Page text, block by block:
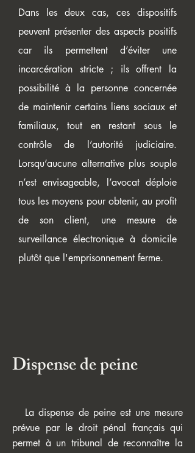
Dans les deux cas, ces dispositifs
peuvent présenter des aspects positifs
car ils permettent d’éviter une
incarcération stricte ; ils offrent la
possibilité à la personne concernée
de maintenir certains liens sociaux et
familiaux, tout en restant sous le
contrôle de l’autorité judiciaire.
Lorsqu’aucune alternative plus souple
n’est envisageable, l’avocat déploie
tous les moyens pour obtenir, au profit
de son client, une mesure de
surveillance électronique à domicile
plutôt que l'emprisonnement ferme.
Dispense de peine
La dispense de peine est une mesure
prévue par le droit pénal français qui
permet à un tribunal de reconnaître la